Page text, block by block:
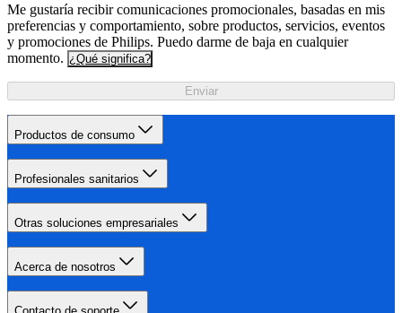
Me gustaría recibir comunicaciones promocionales, basadas en mis
preferencias y comportamiento, sobre productos, servicios, eventos
y promociones de Philips. Puedo darme de baja en cualquier
momento. ¿Qué significa?
Enviar
Productos de consumo
Profesionales sanitarios
Otras soluciones empresariales
Acerca de nosotros